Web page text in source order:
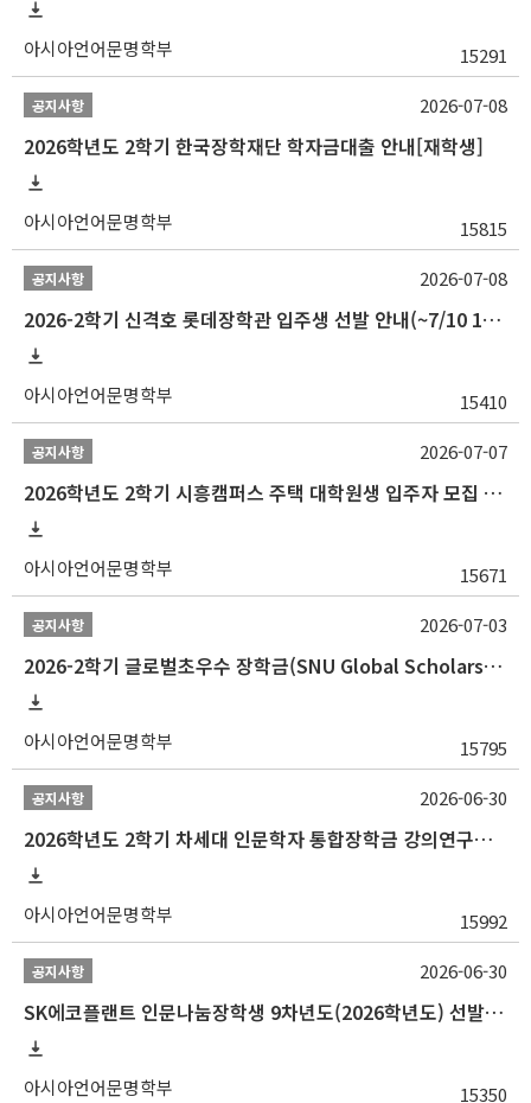
아시아언어문명학부 15291
공지사항
2026학년도 2학기 한국장학재단 학자금대출 안내[재학생]
아시아언어문명학부 15815
2026-07-08
공지사항
2026-2학기 신격호 롯데장학관 입주생 선발 안내(~7/10 10:00)
아시아언어문명학부 15410
2026-07-08
공지사항
2026학년도 2학기 시흥캠퍼스 주택 대학원생 입주자 모집 안내
아시아언어문명학부 15671
2026-07-07
공지사항
2026-2학기 글로벌초우수 장학금(SNU Global Scholarship, GS) 신청 안내(~7/12 23:00)
아시아언어문명학부 15795
2026-07-03
공지사항
2026학년도 2학기 차세대 인문학자 통합장학금 강의연구조교 선발 안내(~7/8)
아시아언어문명학부 15992
2026-06-30
공지사항
SK에코플랜트 인문나눔장학생 9차년도(2026학년도) 선발 안내(~7/20)
아시아언어문명학부 15350
2026-06-30